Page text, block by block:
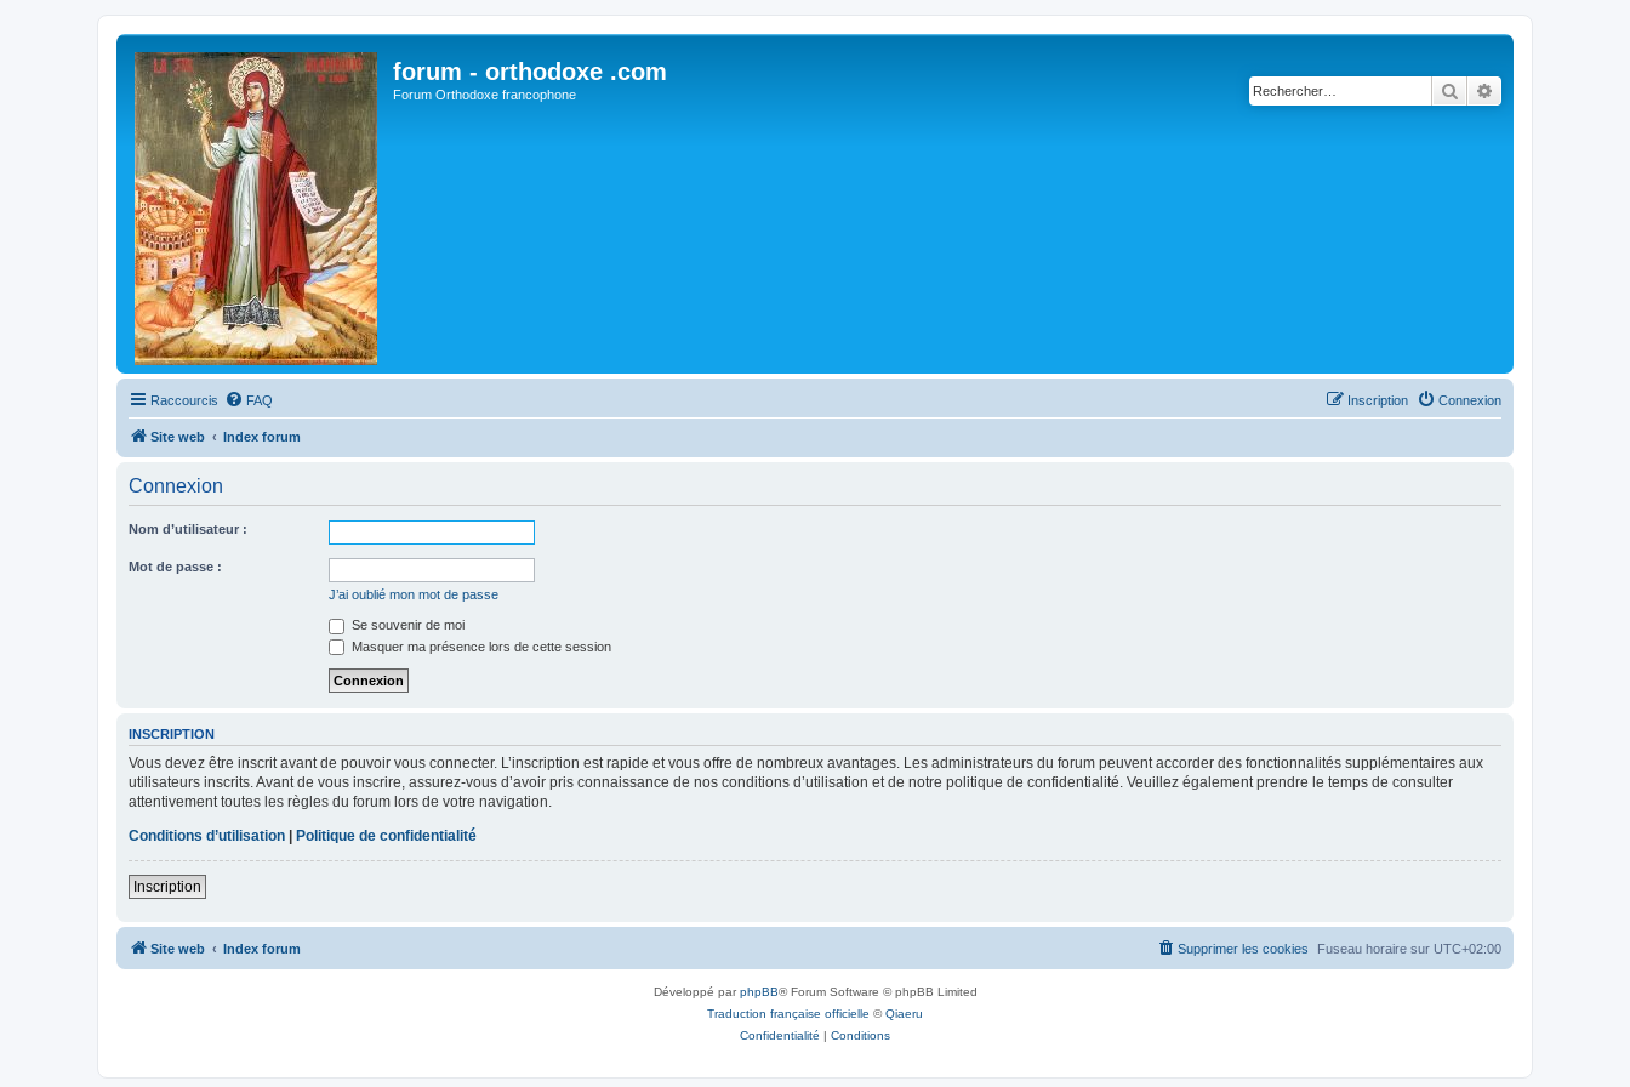
forum - orthodoxe .com
Forum Orthodoxe francophone Rechercher
Raccourcis FAQ Connexion
Inscription
Site web Index forum
Connexion
Nom d’utilisateur :
Mot de passe :
J’ai oublié mon mot de passe
Se souvenir de moi
Masquer ma présence lors de cette session
INSCRIPTION
Vous devez être inscrit avant de pouvoir vous connecter. L’inscription est rapide et vous offre de nombreux avantages. Les administrateurs du forum peuvent accorder des fonctionnalités supplémentaires aux
utilisateurs inscrits. Avant de vous inscrire, assurez-vous d’avoir pris connaissance de nos conditions d’utilisation et de notre politique de confidentialité. Veuillez également prendre le temps de consulter
attentivement toutes les règles du forum lors de votre navigation.
Conditions d’utilisation | Politique de confidentialité
Inscription
Site web Index forum Fuseau horaire sur UTC+02:00
Supprimer les cookies
Développé parphpBB® Forum Software © phpBB Limited
Traduction française officielle ©Qiaeru
Confidentialité | Conditions